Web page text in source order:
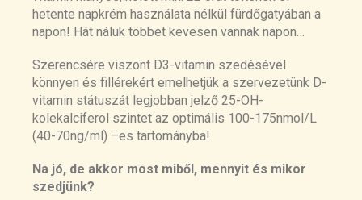
hetente napkrém használata nélkül fürdőgatyában a
napon! Hát náluk többet kevesen vannak napon…
Szerencsére viszont D3-vitamin szedésével
könnyen és fillérekért emelhetjük a szervezetünk D-
vitamin státuszát legjobban jelző 25-OH-
kolekalciferol szintet az optimális 100-175nmol/L
(40-70ng/ml) –es tartományba!
Na jó, de akkor most miből, mennyit és mikor
szedjünk?